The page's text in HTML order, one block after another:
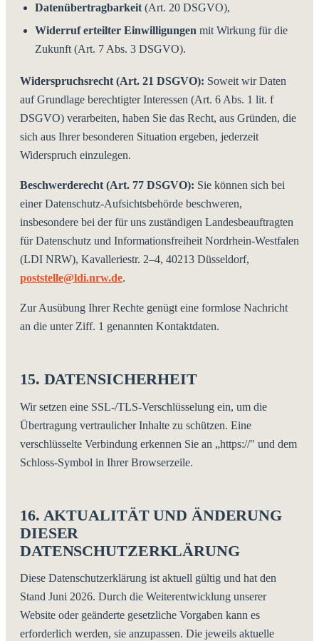
Datenübertragbarkeit(Art. 20 DSGVO),
Widerruf erteilter Einwilligungen mit Wirkung für die
Zukunft (Art. 7 Abs. 3 DSGVO).
Widerspruchsrecht (Art. 21 DSGVO): Soweit wir Daten
auf Grundlage berechtigter Interessen (Art. 6 Abs. 1 lit. f
DSGVO) verarbeiten, haben Sie das Recht, aus Gründen, die
sich aus Ihrer besonderen Situation ergeben, jederzeit
Widerspruch einzulegen.
Beschwerderecht (Art. 77 DSGVO): Sie können sich bei
einer Datenschutz-Aufsichtsbehörde beschweren,
insbesondere bei der für uns zuständigen Landesbeauftragten
für Datenschutz und Informationsfreiheit Nordrhein-Westfalen
(LDI NRW), Kavalleriestr. 2–4, 40213 Düsseldorf,
poststelle@ldi.nrw.de.
Zur Ausübung Ihrer Rechte genügt eine formlose Nachricht
an die unter Ziff. 1 genannten Kontaktdaten.
15. DATENSICHERHEIT
Wir setzen eine SSL-/TLS-Verschlüsselung ein, um die
Übertragung vertraulicher Inhalte zu schützen. Eine
verschlüsselte Verbindung erkennen Sie an „https://" und dem
Schloss-Symbol in Ihrer Browserzeile.
16. AKTUALITÄT UND ÄNDERUNG
DIESER
DATENSCHUTZERKLÄRUNG
Diese Datenschutzerklärung ist aktuell gültig und hat den
Stand Juni 2026. Durch die Weiterentwicklung unserer
Website oder geänderte gesetzliche Vorgaben kann es
erforderlich werden, sie anzupassen. Die jeweils aktuelle